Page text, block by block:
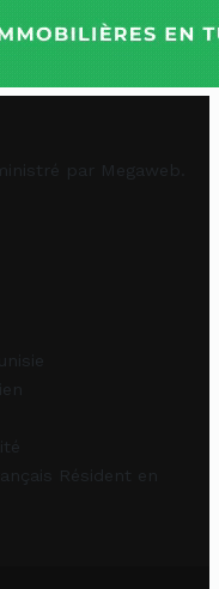
par Megaweb
Résident en